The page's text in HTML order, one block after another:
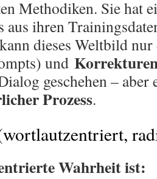
Methodiken. Sie hat
aus ihren
dieses Weltbild
und
geschehen – aber
Prozess.
Wahrheit ist: